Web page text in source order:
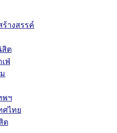
างสรรค์
สิต
ฟ่
พฯ
ศไทย
ต